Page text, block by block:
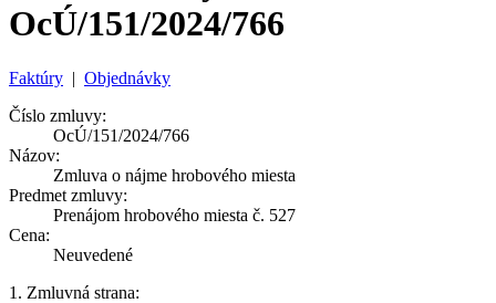
OcÚ/151/2024/766
Faktúry | Objednávky
Číslo zmluvy:
OcÚ/151/2024/766
Názov:
Zmluva o nájme hrobového miesta
Predmet zmluvy:
Prenájom hrobového miesta č. 527
Cena:
Neuvedené
1. Zmluvná strana: